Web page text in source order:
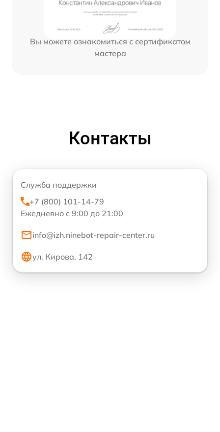
Вы можете ознакомиться с сертификатом
мастера
Контакты
Служба поддержки
+7 (800) 101-14-79
Ежедневно с 9:00 до 21:00
info@izh.ninebot-repair-center.ru
ул. Кирова, 142